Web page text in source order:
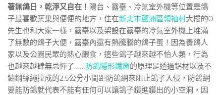
著無鴿日，乾淨又自在！ 陽台、露臺、冷氣室外機等位置是鴿
子最喜歡築巢與便便的地方，住在新北市蘆洲區領袖村大樓的O
先生也和大家一樣，露臺以及架設在露臺的冷氣室外機上堆滿
了無數的鴿子大便，露臺內還有熱騰騰的鴿子蛋！因為養鴿人
家以及公園民眾的熱心餵食，這些鴿子越來越不怕人類，行為
也越來越肆無忌憚了……防鴿隱形鐵窗的原理是透過鋁材以及不
鏽鋼絲繩拉成的2.5公分小間距防鴿網來阻止鴿子入侵，防鴿網
要能防鴿就代表不能有任何可以讓鴿子鑽進鑽出的小空洞，因